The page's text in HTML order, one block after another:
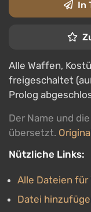
In
Alle Waffen,
freigeschaltet
Prolog
Der Name und
übersetzt.
Nützliche Links:
Alle Dateien für
Datei